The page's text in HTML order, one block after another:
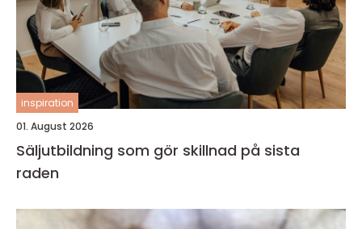
inspiration
01. August 2026
Säljutbildning som gör skillnad på sista
raden